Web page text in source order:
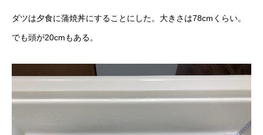
ダツは夕食に蒲焼丼にすることにした。大きさは78cmくらい。
でも頭が20cmもある。